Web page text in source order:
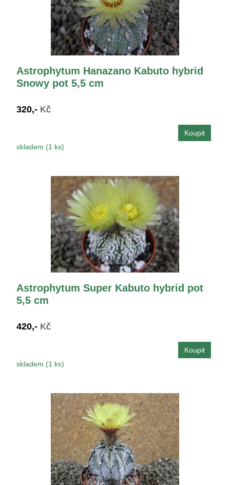
Astrophytum Hanazano Kabuto hybrid
Snowy pot 5,5 cm
320,- Kč
skladem (1 ks)
Astrophytum Super Kabuto hybrid pot
5,5 cm
420,- Kč
skladem (1 ks)